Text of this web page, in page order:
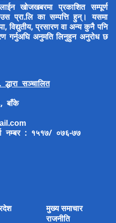
खोजखबरमा प्रकाशित सम्पूर्ण
प्रा.लि का सम्पत्ति हुन्। यसमा
विद्युतीय, प्रसारण वा अन्य कुनै पनि
गर्नुअघि अनुमति लिनुहुन अनुरोध छ
सञ्चालित
बाँके
नम्बर : १५१७/ ०७६-७७
मुख्य समाचार
राजनीति